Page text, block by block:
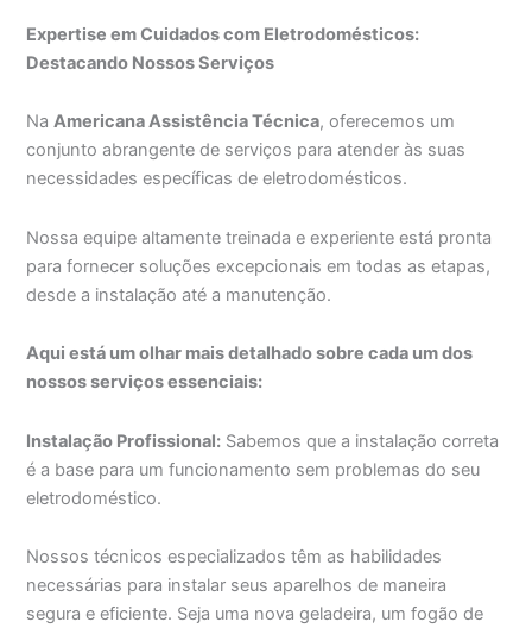
Expertise em Cuidados com Eletrodomésticos:
Destacando Nossos Serviços
NaAmericana Assistência Técnica, oferecemos um
conjunto abrangente de serviços para atender às suas
necessidades específicas de eletrodomésticos.
Nossa equipe altamente treinada e experiente está pronta
para fornecer soluções excepcionais em todas as etapas,
desde a instalação até a manutenção.
Aqui está um olhar mais detalhado sobre cada um dos
nossos serviços essenciais:
Instalação Profissional: Sabemos que a instalação correta
é a base para um funcionamento sem problemas do seu
eletrodoméstico.
Nossos técnicos especializados têm as habilidades
necessárias para instalar seus aparelhos de maneira
segura e eficiente. Seja uma nova geladeira, um fogão de